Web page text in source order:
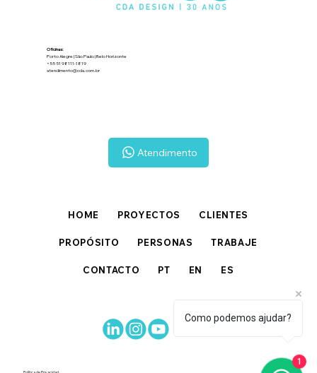
Oficinas:
Porto Alegre | São Paulo | Belo Horizonte
+55 51 98111-1819
atendimento@cda.com.br
HOME PROYECTOS CLIENTES
PROPÓSITO PERSONAS TRABAJE
CONTACTO PT EN ES
Atendimento
Política de Privacidad
Como podemos ajudar?
1